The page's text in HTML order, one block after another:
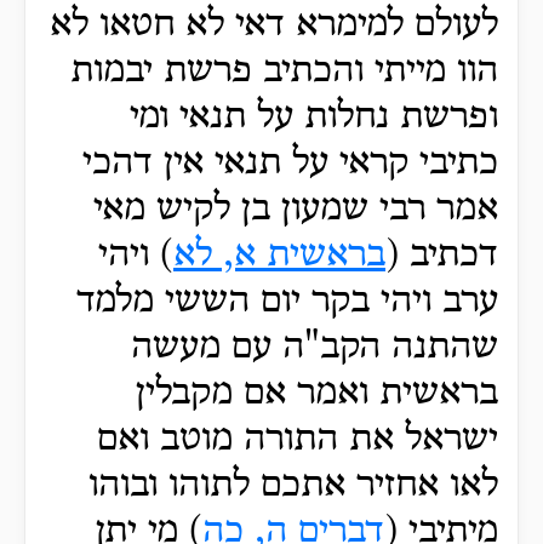
לעולם למימרא דאי לא חטאו לא
הוו מייתי והכתיב פרשת יבמות
ופרשת נחלות על תנאי ומי
כתיבי קראי על תנאי אין דהכי
אמר רבי שמעון בן לקיש מאי
דכתיב (בראשית א, לא) ויהי
ערב ויהי בקר יום הששי מלמד
שהתנה הקב"ה עם מעשה
בראשית ואמר אם מקבלין
ישראל את התורה מוטב ואם
לאו אחזיר אתכם לתוהו ובוהו
מיתיבי (דברים ה, כה) מי יתן